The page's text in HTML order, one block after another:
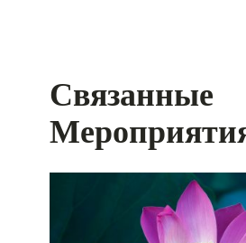
Связанные